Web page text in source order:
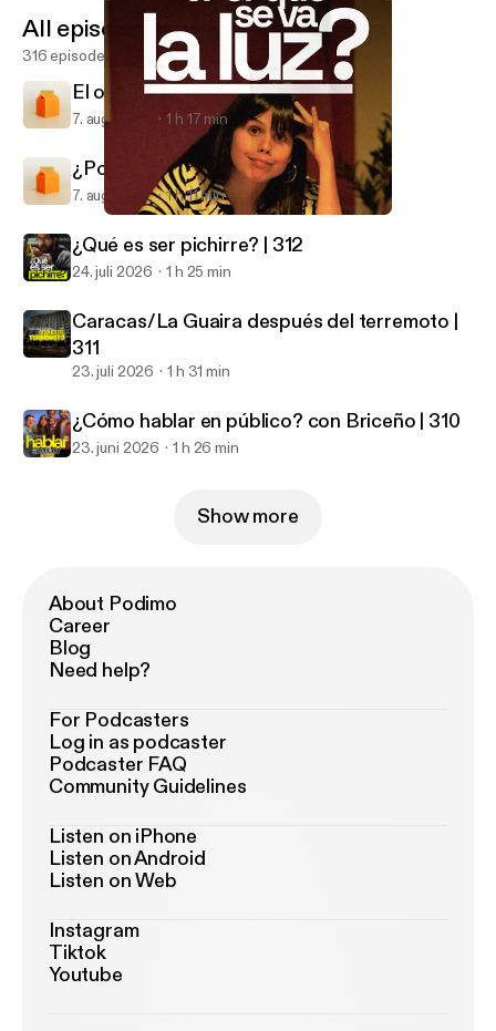
El Cuartico
All episodes
316 episodes
El origen de los apellidos | 314
7. aug. 2026 1 h 17 min
¿Por qué existen los mitos? | 313
7. aug. 2026 1 h 11 min
¿Qué es ser pichirre? | 312
24. juli 2026 1 h 25 min
Caracas/La Guaira después del terremoto |
311
23. juli 2026 1 h 31 min
¿Cómo hablar en público? con Briceño | 310
23. juni 2026 1 h 26 min
Show more
About Podimo
Career
Blog
Need help?
For Podcasters
Log in as podcaster
Podcaster FAQ
Community Guidelines
Listen on iPhone
Listen on Android
Listen on Web
Instagram
Tiktok
Youtube